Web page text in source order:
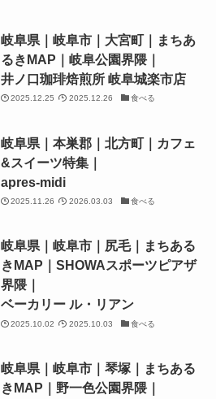
岐阜県｜岐阜市｜大宮町｜まちあ
るきMAP｜岐阜公園界隈｜
井ノ口珈琲焙煎所 岐阜城楽市店
2025.12.25 2025.12.26 食べる
岐阜県｜本巣郡｜北方町｜カフェ
&スイーツ特集｜
apres-midi
2025.11.26 2026.03.03 食べる
岐阜県｜岐阜市｜尻毛｜まちある
きMAP｜SHOWAスポーツピアザ
界隈｜
ベーカリー ル・リアン
2025.10.02 2025.10.03 食べる
岐阜県｜岐阜市｜琴塚｜まちある
きMAP｜野一色公園界隈｜